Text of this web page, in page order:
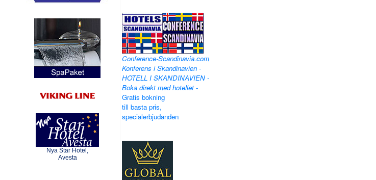
Nya Star Hotel,
Avesta
Conference-Scandinavia.com
Konferens i Skandinavien -
HOTELL I SKANDINAVIEN -
Boka direkt med hotellet-
Gratis bokning
till basta pris,
specialerbjudanden